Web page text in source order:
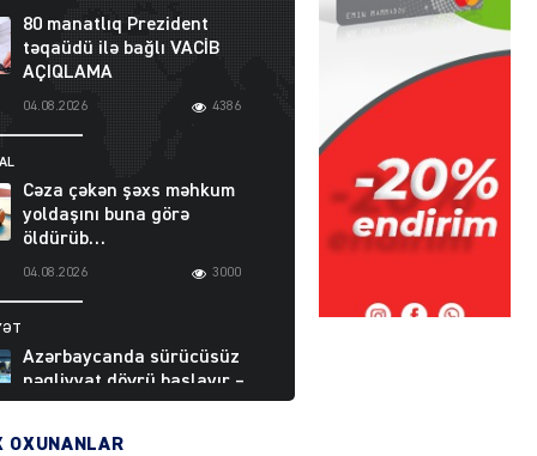
80 manatlıq Prezident
təqaüdü ilə bağlı VACİB
AÇIQLAMA
04.08.2026 4386
Cəza çəkən şəxs məhkum
yoldaşını buna görə
öldürüb…
04.08.2026 3000
Azərbaycanda sürücüsüz
nəqliyyat dövrü başlayır –
BELƏ işləyəcək
04.08.2026
OXUNANLAR